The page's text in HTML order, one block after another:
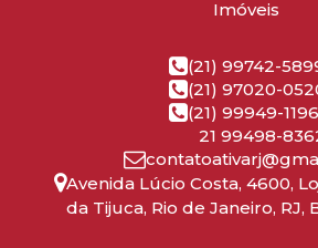
Imóveis
(21) 99742-
(21) 97020-
(21) 99949-1196
21 99498-
Avenida Lúcio Costa, 4600,
da Tijuca, Rio de Janeiro, RJ,